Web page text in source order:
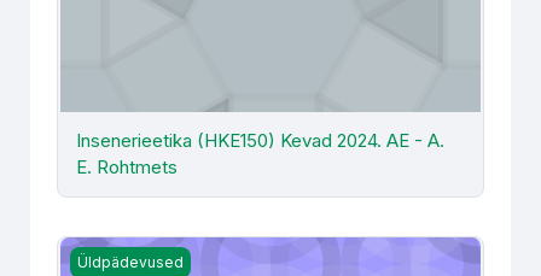
Insenerieetika (HKE150) Kevad 2024. AE - A.
E. Rohtmets
Insenerieetika (HKE150) Kevad 2024. HE, TE - A. E.
Üldpädevused